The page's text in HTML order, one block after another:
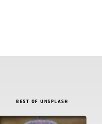
BEST OF UNSPLASH